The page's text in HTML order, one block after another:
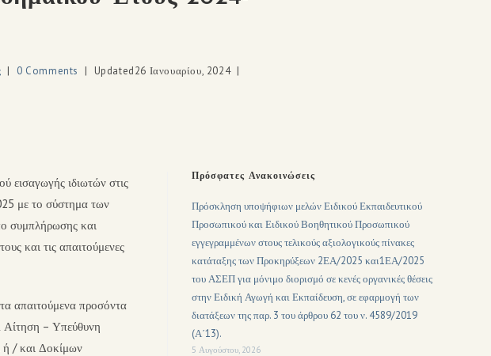
0 Comments Updated26 Ιανουαρίου, 2024
εισαγωγής ιδιωτών στις
με το σύστημα των
συμπλήρωσης και
και τις απαιτούμενες
απαιτούμενα προσόντα
– Υπεύθυνη
/ και Δοκίμων
Πρόσφατες Ανακοινώσεις
Πρόσκληση υποψήφιων μελών Ειδικού Εκπαιδευτικού
Προσωπικού και Ειδικού Βοηθητικού Προσωπικού
εγγεγραμμένων στους τελικούς αξιολογικούς πίνακες
κατάταξης των Προκηρύξεων 2ΕΑ/2025 και1ΕΑ/2025
του ΑΣΕΠ για μόνιμο διορισμό σε κενές οργανικές θέσεις
στην Ειδική Αγωγή και Εκπαίδευση, σε εφαρμογή των
διατάξεων της παρ. 3 του άρθρου 62 του ν. 4589/2019
(Α΄13).
5 Αυγούστου, 2026